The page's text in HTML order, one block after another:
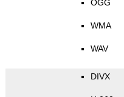
OGG
WMA
WAV
DIVX